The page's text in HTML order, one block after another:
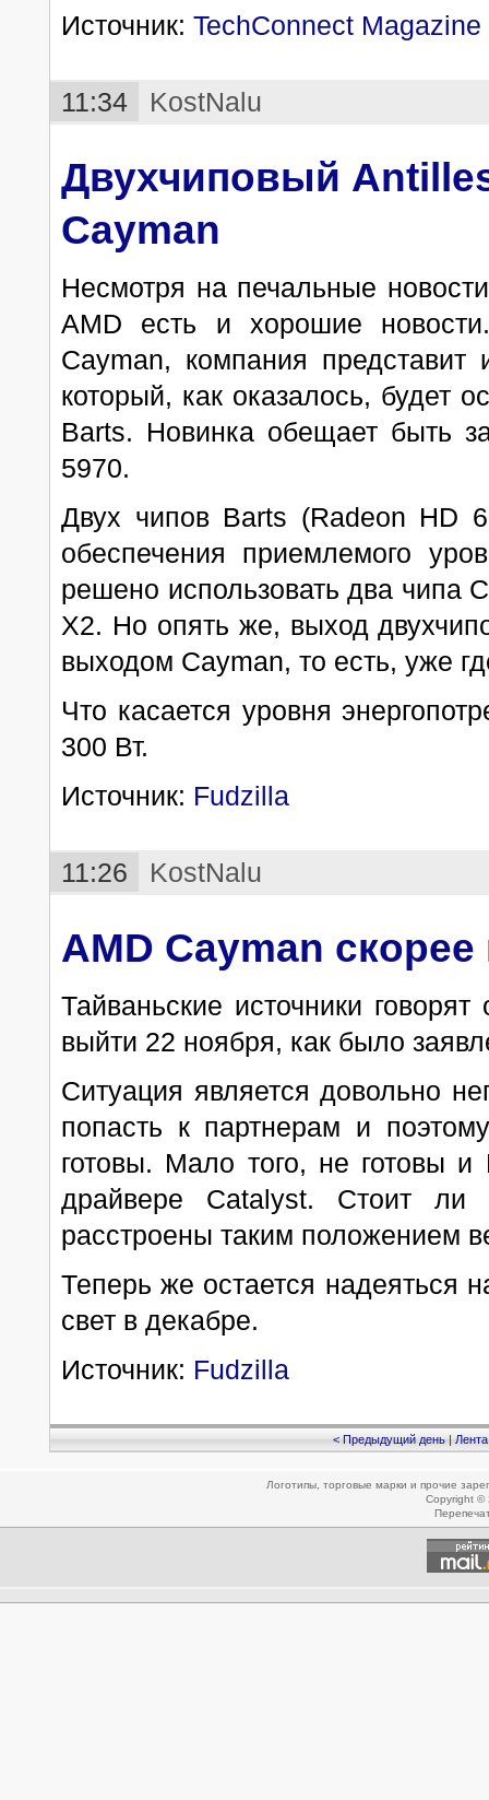
Источник: TechConnect Magazine
11:34 KostNalu
Двухчиповый
Cayman
Несмотря на печальные
AMD есть и хорошие
Cayman, компания
который, как оказалось, будет
Barts. Новинка обещает быть
5970.
Двух чипов Barts (Radeon HD
обеспечения приемлемого
решено использовать два чипа
X2. Но опять же, выход
выходом Cayman, то есть, уже
Что касается уровня
300 Вт.
Источник: Fudzilla
11:26 KostNalu
AMD Cayman
Тайваньские источники
выйти 22 ноября, как было
Ситуация является довольно
попасть к партнерам и
готовы. Мало того, не готовы и
драйвере Catalyst. Стоит
расстроены таким положением
Теперь же остается надеяться
свет в декабре.
Источник: Fudzilla
< Предыдущий день|Лента
Логотипы, торговые марки и прочие
Copyright ©